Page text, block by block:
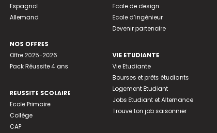
Espagnol
Allemand
NOS OFFRES
Offre 2025-2026
Pack Réussite 4 ans
REUSSITE SCOLAIRE
Ecole Primaire
Collège
CAP
Ecole de design
Ecole d’ingénieur
Devenir partenaire
VIE ETUDIANTE
Vie Etudiante
Bourses et prêts étudiants
Logement Etudiant
Jobs Etudiant et Alternance
Trouve ton job saisonnier